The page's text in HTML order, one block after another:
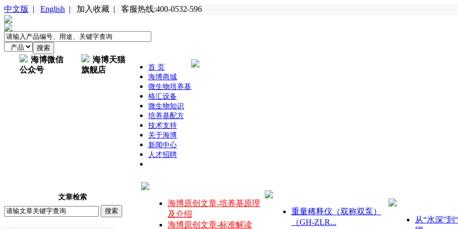
中文版 | English | 加入收藏 | 客服热线:400-0532-596
海博微信
公众号
海博天猫
旗舰店
首 页
海博商城
微生物培养基
格汇设备
微生物知识
培养基配方
技术支持
关于海博
新闻中心
人才招聘
文章检索
海博原创文章-培养基原理
及介绍
海博原创文章-标准解读
重量稀释仪（双称双泵）
（GH-ZLR...
从“水深”到